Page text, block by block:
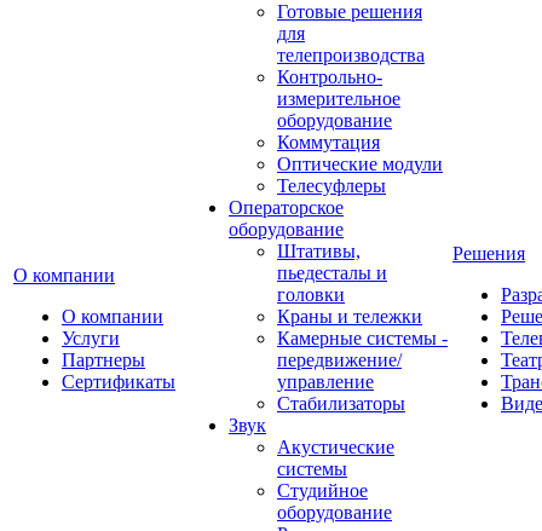
О компании
О компании
Услуги
Партнеры
Сертификаты
Готовые решения
для
телепроизводства
Контрольно-
измерительное
оборудование
Коммутация
Оптические модули
Телесуфлеры
Операторское
оборудование
Штативы,
пьедесталы и
головки
Краны и тележки
Камерные системы -
передвижение/
управление
Стабилизаторы
Звук
Акустические
системы
Студийное
оборудование
Решения